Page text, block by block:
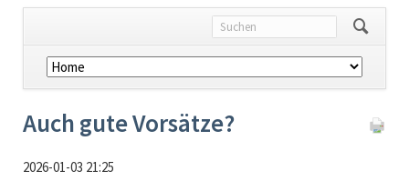
Navigation
überspringen
Auch gute Vorsätze?
2026-01-03 21:25